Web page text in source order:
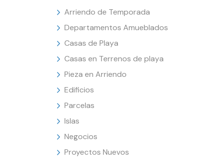
Arriendo de Temporada
Departamentos Amueblados
Casas de Playa
Casas en Terrenos de playa
Pieza en Arriendo
Edificios
Parcelas
Islas
Negocios
Proyectos Nuevos